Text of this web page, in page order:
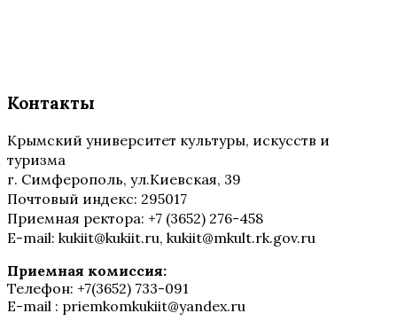
Контакты
Крымский университет культуры, искусств и
туризма
г. Симферополь, ул.Киевская, 39
Почтовый индекс: 295017
Приемная ректора: +7 (3652) 276-458
E-mail: kukiit@kukiit.ru, kukiit@mkult.rk.gov.ru
Приемная комиссия:
Телефон: +7(3652) 733-091
E-mail : priemkomkukiit@yandex.ru